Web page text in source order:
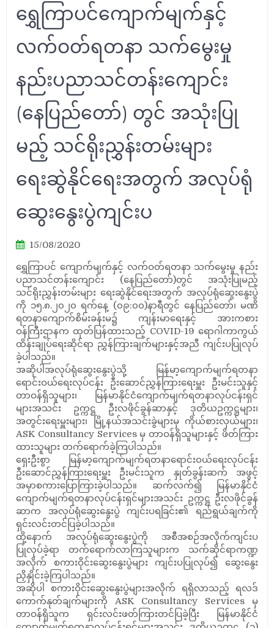
ရွှေကြာပင်ကျောက်မျက်နှင့်
လက်ဝတ်ရတနာ သက်မွေးမှု
နည်းပညာသင်တန်းကျောင်း
(နေပြည်တော်) တွင် အသုံးပြု
မည့် သင်ရိုးညွှန်းတမ်းများ
ရေးဆွဲနိုင်ရေးအတွက် အလုပ်ရုံ
ဆွေးနွေးပွဲကျင်းပ
15/08/2020
ရွှေကြာပင် ကျောက်မျက်နှင့် လက်ဝတ်ရတနာ သက်မွေးမှု နည်း
ပညာသင်တန်းကျောင်း (နေပြည်တော်)တွင် အသုံးပြုမည့်
သင်ရိုးညွှန်းတမ်းများ ရေးဆွဲနိုင်ရေးအတွက် အလုပ်ရုံဆွေးနွေးပွဲ
ကို ၁၅.၈.၂၀၂၀ ရက်နေ့ (၀၉:၀၀)နာရီတွင် နေပြည်တော်၊ မဏိ
ရတနာကျောက်စိမ်းခန်းမ၌ ကျန်းမာရေးနှင့် အားကစား
ဝန်ကြီးဌာနက ထုတ်ပြန်ထားသည့် COVID-19 ရောဂါကာကွယ်
ထိန်းချုပ်ရေးဆိုင်ရာ ညွှန်ကြားချက်များနှင့်အညီ ကျင်းပပြုလုပ်
ခဲ့ပါသည်။
အဆိုပါအလုပ်ရုံဆွေးနွေးပွဲသို့ မြန်မာ့ကျောက်မျက်ရတနာ
ရောင်းဝယ်ရေးလုပ်ငန်း ဦးဆောင်ညွှန်ကြားရေးမှူး ဦးမင်းသူနှင့်
တာဝန်ရှိသူများ၊ မြန်မာနိုင်ငံကျောက်မျက်ရတနာလုပ်ငန်းရှင်
များအသင်း ဥက္ကဋ္ဌ ဦးလဖိုင်ခွန်ဆာနှင့် ဒုတိယဥက္ကဋ္ဌများ၊
အတွင်းရေးမှူးများ၊ မြို့နယ်အသင်းခွဲများမှ ကိုယ်စားလှယ်များ၊
ASK Consultancy Services မှ တာဝန်ရှိသူများနှင့် ဖိတ်ကြား
ထားသူများ တက်ရောက်ခဲ့ကြပါသည်။
ရှေးဦးစွာ မြန်မာ့ကျောက်မျက်ရတနာရောင်းဝယ်ရေးလုပ်ငန်း
ဦးဆောင်ညွှန်ကြားရေးမှူး ဦးမင်းသူက နှုတ်ခွန်းဆက် အဖွင့်
အမှာစကားပြောကြားခဲ့ပါသည်။ ဆက်လက်၍ မြန်မာနိုင်ငံ
ကျောက်မျက်ရတနာလုပ်ငန်းရှင်များအသင်း ဥက္ကဋ္ဌ ဦးလဖိုင်ခွန်
ဆာက အလုပ်ရုံဆွေးနွေးပွဲ ကျင်းပရခြင်း၏ ရည်ရွယ်ချက်ကို
ရှင်းလင်းတင်ပြခဲ့ပါသည်။
ထို့နောက် အလုပ်ရုံဆွေးနွေးပွဲကို အစီအစဉ်အလိုက်ကျင်းပ
ပြုလုပ်ခဲ့ရာ တက်ရောက်လာကြသူများက သက်ဆိုင်ရာကဏ္ဍ
အလိုက် စကားဝိုင်းဆွေးနွေးပွဲများ ကျင်းပပြုလုပ်၍ ဆွေးနွေး
ညှိနှိုင်းခဲ့ကြပါသည်။
အဆိုပါ စကားဝိုင်းဆွေးနွေးပွဲများအလိုက် ရရှိလာသည့် ရလဒ်
ကောက်နုတ်ချက်များကို ASK Consultancy Services မှ
တာဝန်ရှိသူက ရှင်းလင်းဖတ်ကြားတင်ပြခဲ့ပြီး မြန်မာနိုင်ငံ